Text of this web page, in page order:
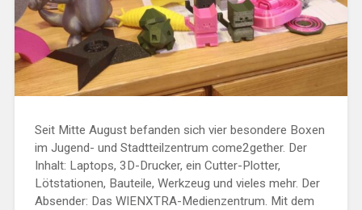
Seit Mitte August befanden sich vier besondere Boxen
im Jugend- und Stadtteilzentrum come2gether. Der
Inhalt: Laptops, 3D-Drucker, ein Cutter-Plotter,
Lötstationen, Bauteile, Werkzeug und vieles mehr. Der
Absender: Das WIENXTRA-Medienzentrum. Mit dem